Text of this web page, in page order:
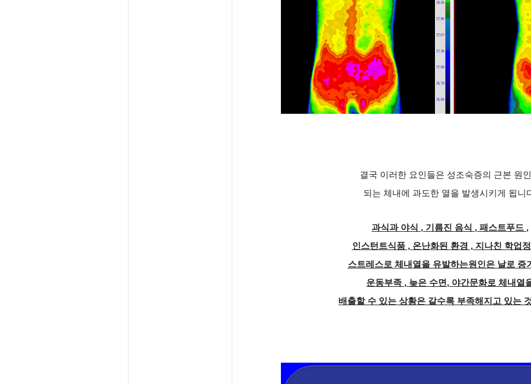
결국 이러한 요인들은 성조숙증의 근본 원
되는 체내에 과도한 열을 발생시키게 됩니
과식과 야식 , 기름진 음식 , 패스트푸드 ,
인스턴트식품 , 온난화된 환경 , 지나친 학업
스트레스로 체내열을 유발하는원인은 날로 증
운동부족 , 늦은 수면, 야간문화로 체내열
배출할 수 있는 상황은 갈수록 부족해지고 있는